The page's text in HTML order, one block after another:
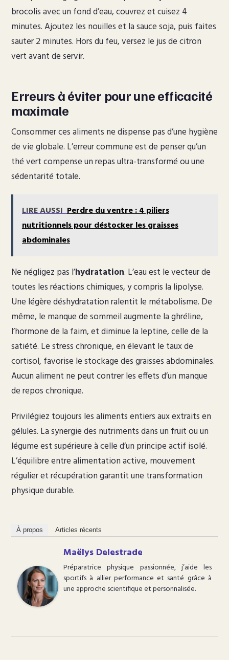
brocolis avec un fond d’eau, couvrez et cuisez 4
minutes. Ajoutez les nouilles et la sauce soja, puis faites
sauter 2 minutes. Hors du feu, versez le jus de citron
vert avant de servir.
Erreurs à éviter pour une efficacité
maximale
Consommer ces aliments ne dispense pas d’une hygiène
de vie globale. L’erreur commune est de penser qu’un
thé vert compense un repas ultra-transformé ou une
sédentarité totale.
LIRE AUSSI Perdre du ventre : 4 piliers
nutritionnels pour déstocker les graisses
abdominales
Ne négligez pas l’hydratation. L’eau est le vecteur de
toutes les réactions chimiques, y compris la lipolyse.
Une légère déshydratation ralentit le métabolisme. De
même, le manque de sommeil augmente la ghréline,
l’hormone de la faim, et diminue la leptine, celle de la
satiété. Le stress chronique, en élevant le taux de
cortisol, favorise le stockage des graisses abdominales.
Aucun aliment ne peut contrer les effets d’un manque
de repos chronique.
Privilégiez toujours les aliments entiers aux extraits en
gélules. La synergie des nutriments dans un fruit ou un
légume est supérieure à celle d’un principe actif isolé.
L’équilibre entre alimentation active, mouvement
régulier et récupération garantit une transformation
physique durable.
À propos Articles récents
Maëlys Delestrade
Préparatrice physique passionnée, j’aide les
sportifs à allier performance et santé grâce à
une approche scientifique et personnalisée.